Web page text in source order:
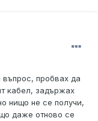
въпрос, пробвах да
кабел, задържах
нищо не се получи,
даже отново се